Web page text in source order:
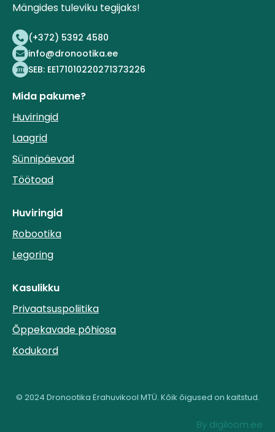
Mängides tuleviku tegijaks!
(+372) 5392 4580
info@dronootika.ee
SEB: EE171010220271373226
Mida pakume?
Huviringid
Laagrid
Sünnipäevad
Töötoad
Huviringid
Robootika
Legoring
Kasulikku
Privaatsuspoliitika
Õppekavade põhiosa
Kodukord
© 2024 Dronootika Erahuvikool MTÜ. Kõik õigused on kaitstud.
By digiloom.ee